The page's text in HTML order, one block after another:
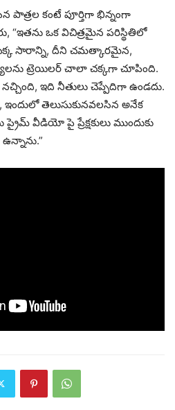
పాత్రల కంటే పూర్తిగా భిన్నంగా
“ఇతను ఒక విచిత్రమైన పరిస్థితిలో
సారాన్ని, దీని చమత్కారమైన,
ట్రెయిలర్ చాలా చక్కగా చూపింది.
ఇది నీతులు చెప్పేదిగా ఉండదు.
ఇందులో తెలుసుకునవలసిన అనేక
వీడియో పై ప్రేక్షకులు ముందుకు